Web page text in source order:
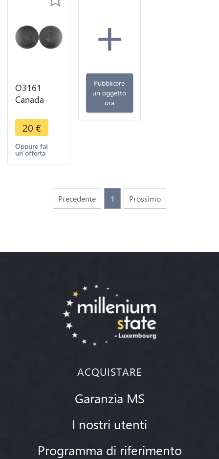
O3161
Canada
Scotia Half
Penny 1823
without
hyphen -
20 €
Oppure fai
un'offerta
+
Pubblicare
un oggetto
ora
Precedente 1 Prossimo
ACQUISTARE
Garanzia MS
I nostri utenti
Programma di riferimento